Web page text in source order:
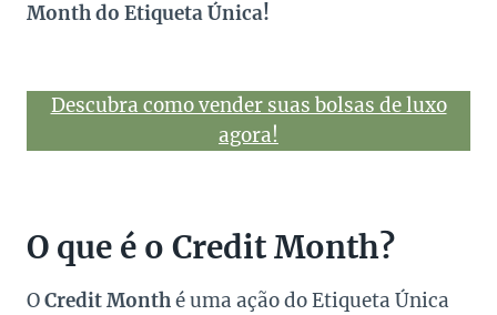
Month do Etiqueta Única!
Descubra como vender suas bolsas de luxo
agora!
O que é o Credit Month?
OCredit Monthé uma ação do Etiqueta Única